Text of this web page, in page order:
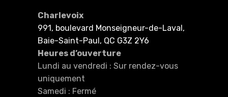
Charlevoix
991, boulevard Monseigneur-de-Laval,
Baie-Saint-Paul, QC G3Z 2Y6
Heures d’ouverture
Lundi au vendredi : Sur rendez-vous
uniquement
Samedi : Fermé